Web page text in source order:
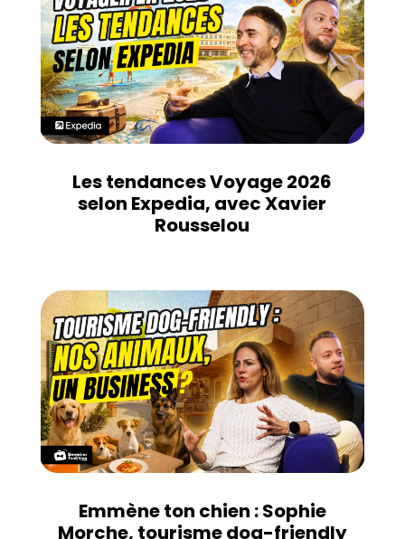
Les tendances Voyage 2026
selon Expedia, avec Xavier
Rousselou
Emmène ton chien : Sophie
Morche, tourisme dog-friendly